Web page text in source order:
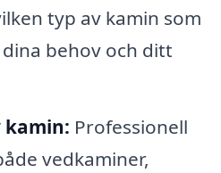
typ av kamin som
behov och ditt
Professionell
vedkaminer,